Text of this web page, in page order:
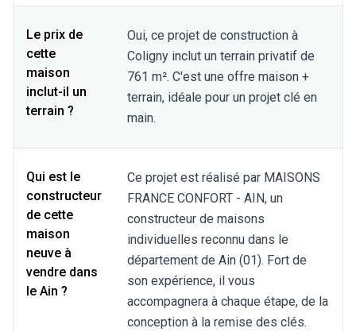
Le prix de
cette
maison
inclut-il un
terrain ?
Oui, ce projet de construction à
Coligny inclut un terrain privatif de
761 m². C'est une offre maison +
terrain, idéale pour un projet clé en
main.
Qui est le
constructeur
de cette
maison
neuve à
vendre dans
le Ain ?
Ce projet est réalisé par MAISONS
FRANCE CONFORT - AIN, un
constructeur de maisons
individuelles reconnu dans le
département de Ain (01). Fort de
son expérience, il vous
accompagnera à chaque étape, de la
conception à la remise des clés.